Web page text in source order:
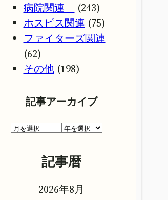
病院関連
(243)
ホスピス関連 (75)
ファイターズ関連
(62)
その他(198)
記事アーカイブ
ア
ア
カ
イ
ブ
記事暦
2026年8月